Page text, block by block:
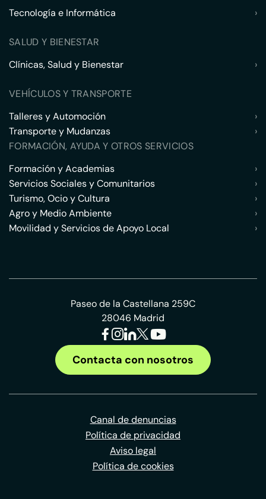
Tecnología e Informática
›
SALUD Y BIENESTAR
Clínicas, Salud y Bienestar
›
VEHÍCULOS Y TRANSPORTE
Talleres y Automoción
›
Transporte y Mudanzas
›
FORMACIÓN, AYUDA Y OTROS SERVICIOS
Formación y Academias
›
Servicios Sociales y Comunitarios
›
Turismo, Ocio y Cultura
›
Agro y Medio Ambiente
›
Movilidad y Servicios de Apoyo Local
›
Paseo de la Castellana 259C
28046 Madrid
Contacta con nosotros
Canal de denuncias
Política de privacidad
Aviso legal
Política de cookies